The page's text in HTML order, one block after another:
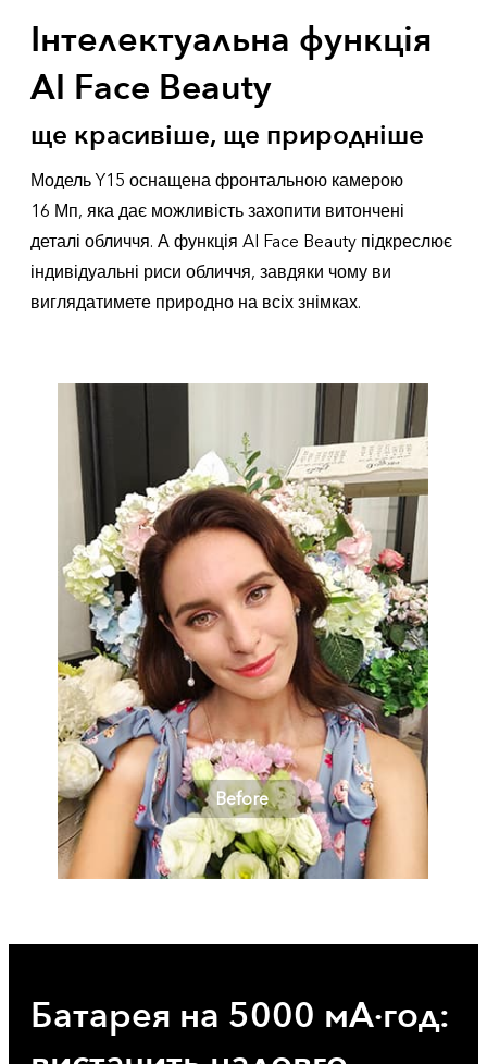
Інтелектуальна функція
AI Face Beauty
ще красивіше, ще природніше
Модель Y15 оснащена фронтальною камерою
16 Мп, яка дає можливість захопити витончені
деталі обличчя. А функція AI Face Beauty підкреслює
індивідуальні риси обличчя, завдяки чому ви
виглядатимете природно на всіх знімках.
After
Батарея на 5000 мА·год: